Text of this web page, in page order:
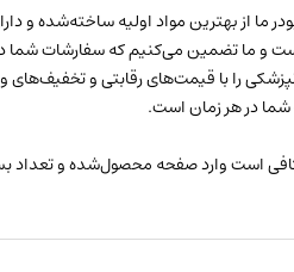
ما از بهترین مواد اولیه ساخته‌شده و
است و ما تضمین می‌کنیم که سفارشات
را با قیمت‌های رقابتی و تخفیف‌های
شما در هر زمان است.
است وارد صفحه محصول‌شده و